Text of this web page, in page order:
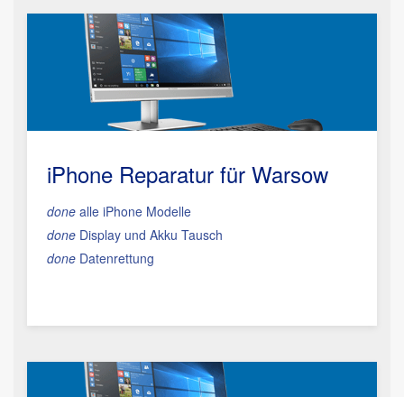
iPhone Reparatur für Warsow
done alle iPhone Modelle
done Display und Akku Tausch
done Datenrettung